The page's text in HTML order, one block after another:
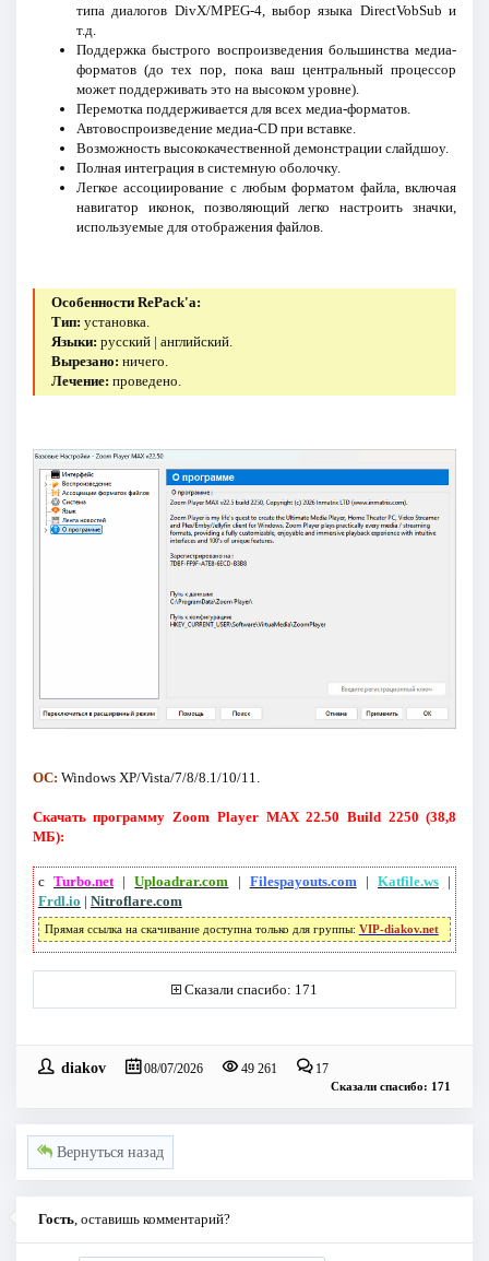
типа диалогов DivX/MPEG-4, выбор языка DirectVobSub и
т.д.
Поддержка быстрого воспроизведения большинства медиа-
форматов (до тех пор, пока ваш центральный процессор
может поддерживать это на высоком уровне).
Перемотка поддерживается для всех медиа-форматов.
Автовоспроизведение медиа-CD при вставке.
Возможность высококачественной демонстрации слайдшоу.
Полная интеграция в системную оболочку.
Легкое ассоциирование с любым форматом файла, включая
навигатор иконок, позволяющий легко настроить значки,
используемые для отображения файлов.
Особенности RePack'a:
Тип: установка.
Языки: русский | английский.
Вырезано: ничего.
Лечение: проведено.
ОС: Windows XP/Vista/7/8/8.1/10/11.
Скачать программу Zoom Player MAX 22.50 Build 2250 (38,8
МБ):
с Turbo.net|Uploadrar.com | Filespayouts.com |Katfile.ws |
Frdl.io | Nitroflare.com
Прямая ссылка на скачивание доступна только для группы: VIP-diakov.net
Сказали спасибо: 171
diakov 08/07/2026 49 261 17
Сказали спасибо: 171
Вернуться назад
Гость , оставишь комментарий?